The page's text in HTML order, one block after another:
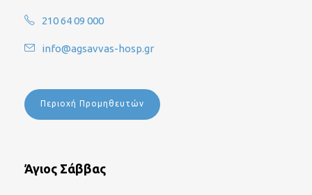
210 64 09 000
info@agsavvas-hosp.gr
Περιοχή Προμηθευτών
Άγιος Σάββας